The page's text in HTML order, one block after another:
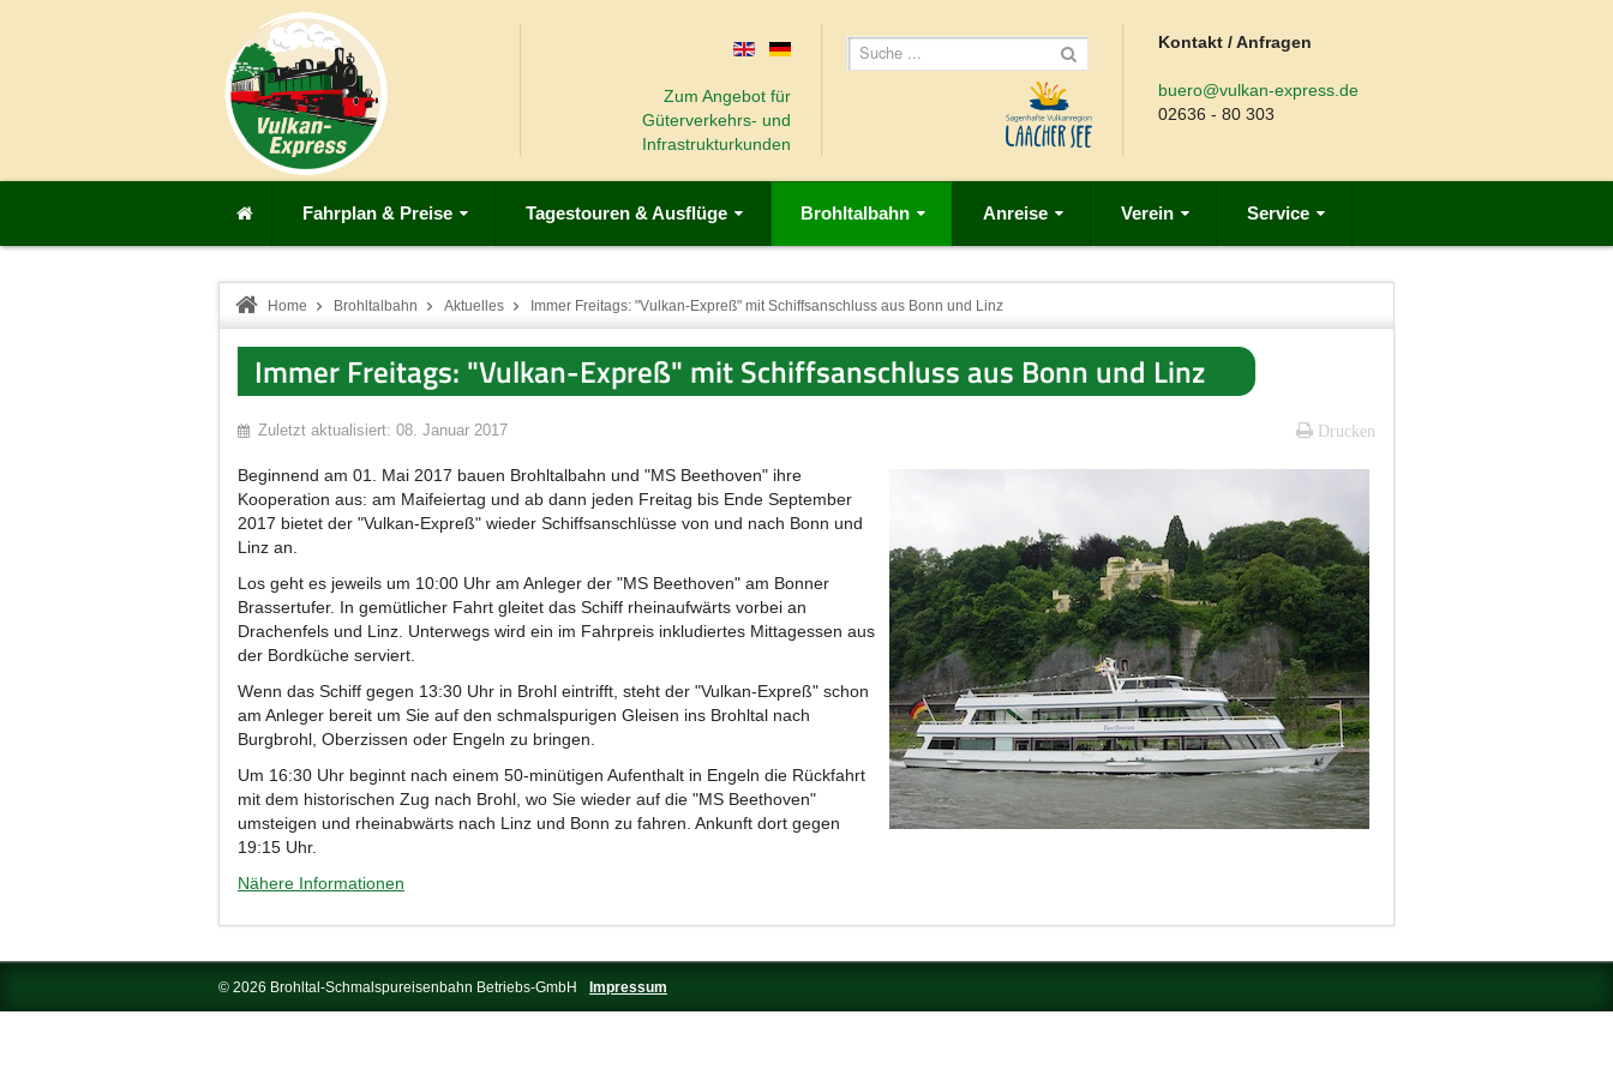
Zum Angebot für
Güterverkehrs- und
Infrastrukturkunden
Kontakt / Anfragen
buero@vulkan-express.de
02636 - 80 303
Fahrplan & Preise Tagestouren & Ausflüge Brohltalbahn Anreise Verein Service
Home Brohltalbahn Aktuelles Immer Freitags: "Vulkan-Expreß" mit Schiffsanschluss aus Bonn und Linz
Immer Freitags: "Vulkan-Expreß" mit Schiffsanschluss aus Bonn und Linz
Drucken
Zuletzt aktualisiert: 08. Januar 2017
Beginnend am 01. Mai 2017 bauen Brohltalbahn und "MS Beethoven" ihre
Kooperation aus: am Maifeiertag und ab dann jeden Freitag bis Ende September
2017 bietet der "Vulkan-Expreß" wieder Schiffsanschlüsse von und nach Bonn und
Linz an.
Los geht es jeweils um 10:00 Uhr am Anleger der "MS Beethoven" am Bonner
Brassertufer. In gemütlicher Fahrt gleitet das Schiff rheinaufwärts vorbei an
Drachenfels und Linz. Unterwegs wird ein im Fahrpreis inkludiertes Mittagessen aus
der Bordküche serviert.
Wenn das Schiff gegen 13:30 Uhr in Brohl eintrifft, steht der "Vulkan-Expreß" schon
am Anleger bereit um Sie auf den schmalspurigen Gleisen ins Brohltal nach
Burgbrohl, Oberzissen oder Engeln zu bringen.
Um 16:30 Uhr beginnt nach einem 50-minütigen Aufenthalt in Engeln die Rückfahrt
mit dem historischen Zug nach Brohl, wo Sie wieder auf die "MS Beethoven"
umsteigen und rheinabwärts nach Linz und Bonn zu fahren. Ankunft dort gegen
19:15 Uhr.
Nähere Informationen
© 2026 Brohltal-Schmalspureisenbahn Betriebs-GmbH Impressum